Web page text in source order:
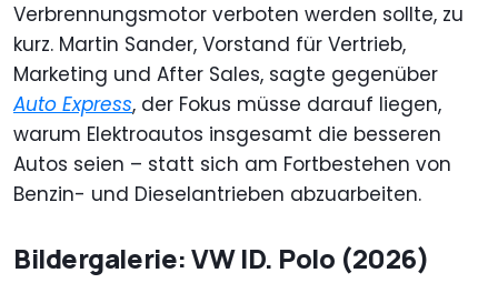
Verbrennungsmotor verboten werden sollte, zu
kurz. Martin Sander, Vorstand für Vertrieb,
Marketing und After Sales, sagte gegenüber
Auto Express, der Fokus müsse darauf liegen,
warum Elektroautos insgesamt die besseren
Autos seien – statt sich am Fortbestehen von
Benzin- und Dieselantrieben abzuarbeiten.
Bildergalerie: VW ID. Polo (2026)